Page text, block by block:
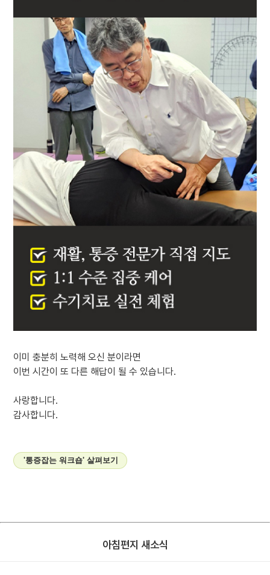
이미 충분히 노력해 오신 분이라면
이번 시간이 또 다른 해답이 될 수 있습니다.
사랑합니다.
감사합니다.
'통증잡는 워크숍' 살펴보기
아침편지 새소식